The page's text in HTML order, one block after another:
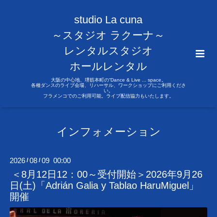
studio La cuna
～スタジオ ラクーナ～
レンタルスタジオ
ホールレンタル
大阪の中心地、堺筋本町の“Dance & Live ... space。
各種ダンスのライブ会場、リハーサル、ワークショップにご利用くださ
い。
フラメンコでのご利用可能。ライブ配信協力もいたします。
インフォメーション
2026 /08 /09 00:00
＜8月12日12：00～受付開始＞2026年9月26
日(土)「Adrián Galia y Tablao HaruMiguel」
開催